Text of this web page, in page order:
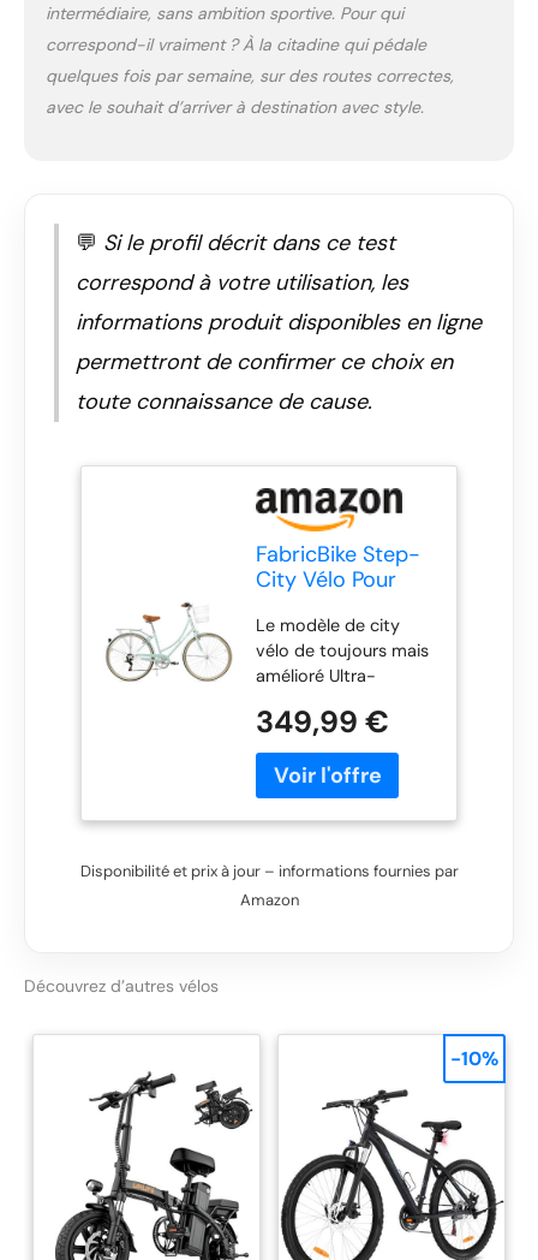
intermédiaire, sans ambition sportive. Pour qui
correspond-il vraiment ? À la citadine qui pédale
quelques fois par semaine, sur des routes correctes,
avec le souhait d’arriver à destination avec style.
💬 Si le profil décrit dans ce test
correspond à votre utilisation, les
informations produit disponibles en ligne
permettront de confirmer ce choix en
toute connaissance de cause.
FabricBike Step-
City Vélo Pour
Vert, Unique
Le modèle de city
vélo de toujours mais
amélioré Ultra-
aluminium Moyeu
externe Shimano
Revoshift Grip-Twist
Shifter 7 vitesses Jeu
de freins FabricBike by
réflecteurs
349,99 €
Disponibilité et prix à jour – informations fournies par
Amazon
Découvrez d’autres vélos
-10%